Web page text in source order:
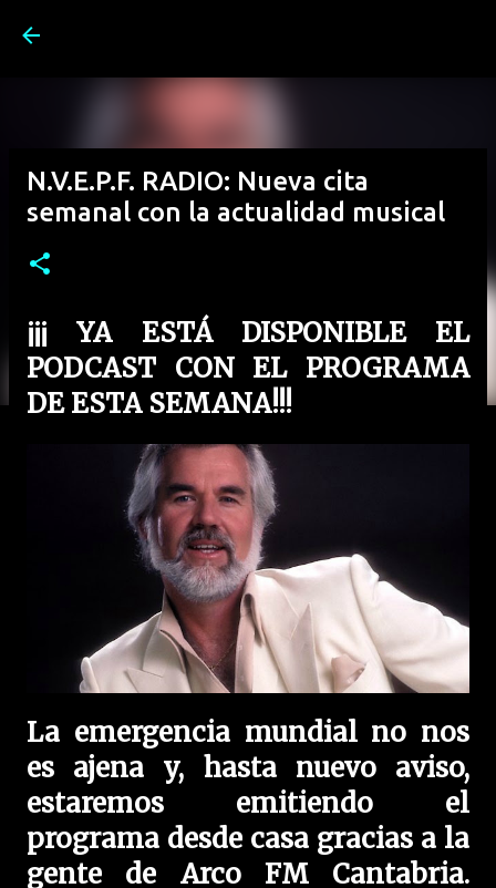
N.V.E.P.F. RADIO: Nueva cita
semanal con la actualidad musical
¡¡¡ YA ESTÁ DISPONIBLE EL
PODCAST CON EL PROGRAMA
DE ESTA SEMANA!!!
La emergencia mundial no nos
es ajena y, hasta nuevo aviso,
estaremos emitiendo el
programa desde casa gracias a la
gente de Arco FM Cantabria.